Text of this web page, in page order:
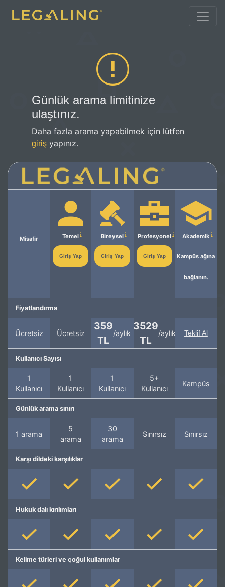
Günlük arama limitinize
ulaştınız.
Daha fazla arama yapabilmek için lütfen
giriş yapınız.
Misafir Temel
Giriş Yap
Bireysel
Giriş Yap
Profesyonel
Giriş Yap
Akademik
Kampüs ağına
bağlanın.
Fiyatlandırma
Ücretsiz Ücretsiz
359
TL
/aylık
3529
TL
/aylık Teklif Al
Kullanıcı Sayısı
1
Kullanıcı
1
Kullanıcı
1
Kullanıcı
5+
Kullanıcı
Kampüs
Günlük arama sınırı
1 arama
5
arama
30
arama
Sınırsız Sınırsız
Karşı dildeki karşılıklar
Hukuk dalı kırılımları
Kelime türleri ve çoğul kullanımlar